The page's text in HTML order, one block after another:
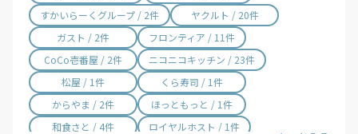
すかいらーくグループ / 2件
ヤクルト / 20件
ガスト / 2件
フロンティア / 11件
CoCo壱番屋 / 2件
ニコニコキッチン / 23件
松屋 / 1件
くら寿司 / 1件
からやま / 2件
ほっともっと / 1件
和食さと / 4件
ロイヤルホスト / 1件